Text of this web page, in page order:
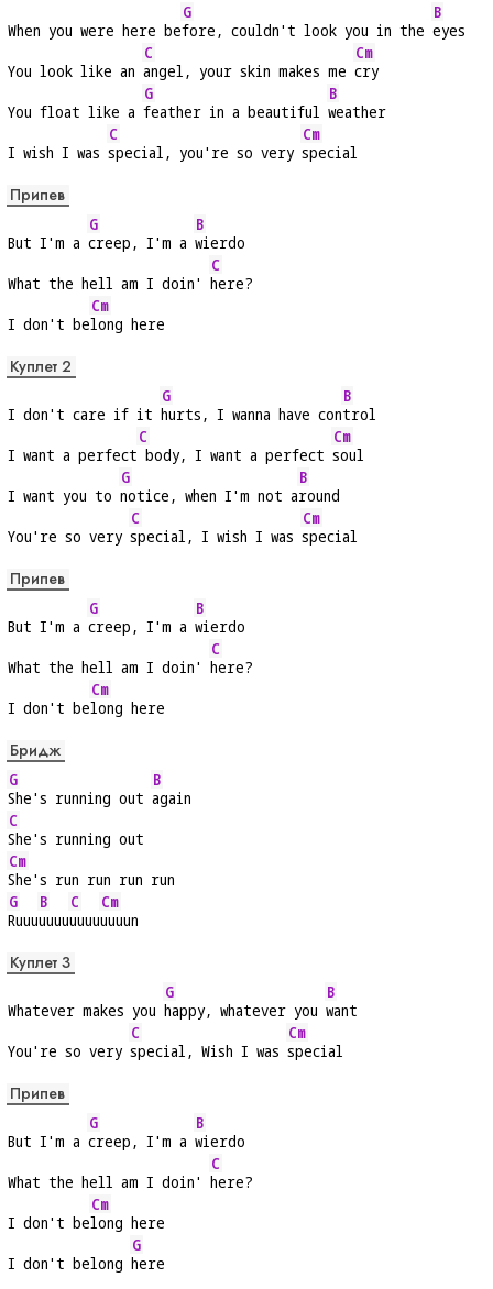
When you were here be
G
fore, couldn't look you in the
B
eyes
You look like an
C
angel, your skin makes me
Cm
cry
You float like a
G
feather in a beautiful
B
weather
I wish I was
C
special, you're so very
Cm
special
Припев
But I'm a
G
creep, I'm a
B
wierdo
What the hell am I doin'
C
here?
I don't be
Cm
long here
Куплет 2
I don't care if it
G
hurts, I wanna have con
B
trol
I want a perfect
C
body, I want a perfect
Cm
soul
I want you to
G
notice, when I'm not a
B
round
You're so very
C
special, I wish I was
Cm
special
Припев
But I'm a
G
creep, I'm a
B
wierdo
What the hell am I doin'
C
here?
I don't be
Cm
long here
Бридж
G
She's running out
B
again
C
She's running out
Cm
She's run run run run
G
Ruuu
B
uuuu
C
uuuu
Cm
uuuun
Куплет 3
Whatever makes you
G
happy, whatever you
B
want
You're so very
C
special, Wish I was
Cm
special
Припев
But I'm a
G
creep, I'm a
B
wierdo
What the hell am I doin'
C
here?
I don't be
Cm
long here
I don't belong
G
here